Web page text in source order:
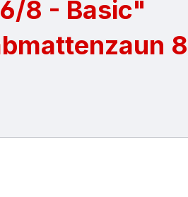
8 - Basic"